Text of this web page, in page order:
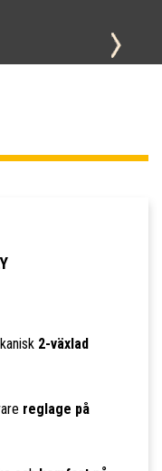
2-växlad
reglage på